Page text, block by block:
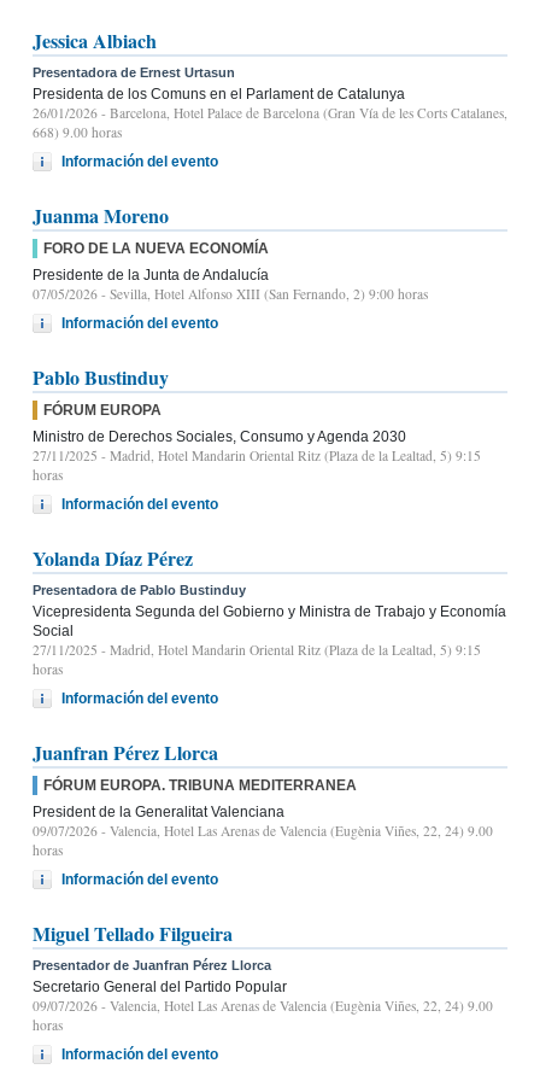
Jessica Albiach
Presentadora de Ernest Urtasun
Presidenta de los Comuns en el Parlament de Catalunya
26/01/2026 - Barcelona, Hotel Palace de Barcelona (Gran Vía de les Corts Catalanes,
668) 9.00 horas
Información del evento
Juanma Moreno
FORO DE LA NUEVA ECONOMÍA
Presidente de la Junta de Andalucía
07/05/2026 - Sevilla, Hotel Alfonso XIII (San Fernando, 2) 9:00 horas
Información del evento
Pablo Bustinduy
FÓRUM EUROPA
Ministro de Derechos Sociales, Consumo y Agenda 2030
27/11/2025 - Madrid, Hotel Mandarin Oriental Ritz (Plaza de la Lealtad, 5) 9:15
horas
Información del evento
Yolanda Díaz Pérez
Presentadora de Pablo Bustinduy
Vicepresidenta Segunda del Gobierno y Ministra de Trabajo y Economía
Social
27/11/2025 - Madrid, Hotel Mandarin Oriental Ritz (Plaza de la Lealtad, 5) 9:15
horas
Información del evento
Juanfran Pérez Llorca
FÓRUM EUROPA. TRIBUNA MEDITERRANEA
President de la Generalitat Valenciana
09/07/2026 - Valencia, Hotel Las Arenas de Valencia (Eugènia Viñes, 22, 24) 9.00
horas
Información del evento
Miguel Tellado Filgueira
Presentador de Juanfran Pérez Llorca
Secretario General del Partido Popular
09/07/2026 - Valencia, Hotel Las Arenas de Valencia (Eugènia Viñes, 22, 24) 9.00
horas
Información del evento